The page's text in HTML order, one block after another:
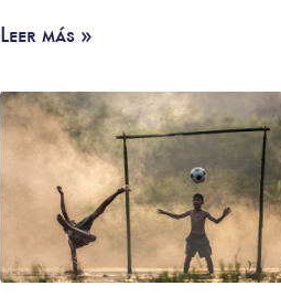
Leer más »